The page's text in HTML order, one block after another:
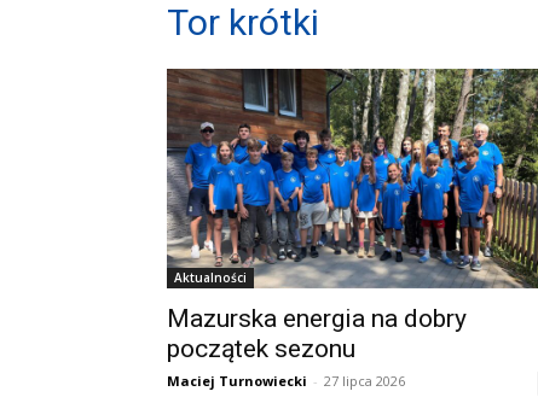
Tor krótki
Aktualności
Mazurska energia na dobry
początek sezonu
Maciej Turnowiecki - 27 lipca 2026